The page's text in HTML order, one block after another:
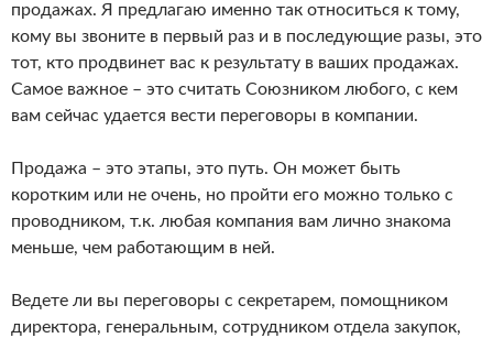
продажах. Я предлагаю именно так относиться к тому,
кому вы звоните в первый раз и в последующие разы, это
тот, кто продвинет вас к результату в ваших продажах.
Самое важное – это считать Союзником любого, с кем
вам сейчас удается вести переговоры в компании.
Продажа – это этапы, это путь. Он может быть
коротким или не очень, но пройти его можно только с
проводником, т.к. любая компания вам лично знакома
меньше, чем работающим в ней.
Ведете ли вы переговоры с секретарем, помощником
директора, генеральным, сотрудником отдела закупок,